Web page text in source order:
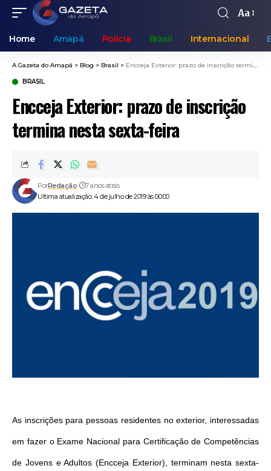
Aa
Home Amapá Polícia Brasil Internacional
A Gazeta do Amapá > Blog > Brasil > Encceja Exterior: prazo de inscrição termina nesta sexta-feira
BRASIL
Encceja Exterior: prazo de inscrição
termina nesta sexta-feira
Ultima atualização: 4 de julho de 2019 às 00:00
PorRedação 7 anos atrás
As inscrições para pessoas residentes no exterior, interessadas
em fazer o Exame Nacional para Certificação de Competências
de Jovens e Adultos (Encceja Exterior), terminam nesta sexta-